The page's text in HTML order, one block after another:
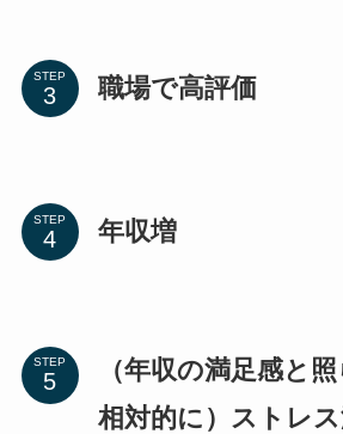
STEP 職場で高評価
STEP 年収増
STEP
（年収の満足感と
相対的に）ストレ